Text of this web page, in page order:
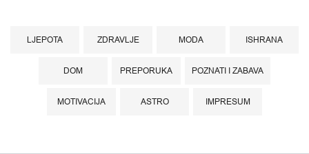
LJEPOTA ZDRAVLJE MODA ISHRANA
DOM PREPORUKA POZNATI I ZABAVA
MOTIVACIJA ASTRO IMPRESUM